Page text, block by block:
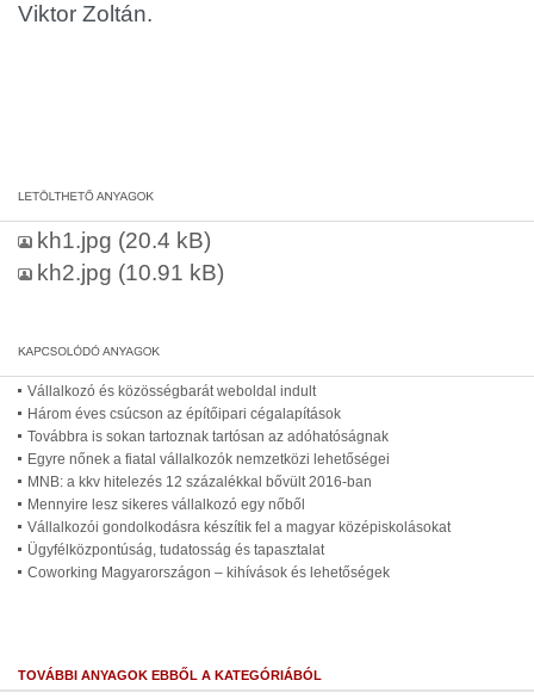
Viktor Zoltán.
kh1.jpg (20.4 kB)
kh2.jpg (10.91 kB)
Vállalkozó és közösségbarát weboldal indult
Három éves csúcson az építőipari cégalapítások
Továbbra is sokan tartoznak tartósan az adóhatóságnak
Egyre nőnek a fiatal vállalkozók nemzetközi lehetőségei
MNB: a kkv hitelezés 12 százalékkal bővült 2016-ban
Mennyire lesz sikeres vállalkozó egy nőből
Vállalkozói gondolkodásra készítik fel a magyar középiskolásokat
Ügyfélközpontúság, tudatosság és tapasztalat
Coworking Magyarországon – kihívások és lehetőségek
TOVÁBBI ANYAGOK EBBŐL A KATEGÓRIÁBÓL